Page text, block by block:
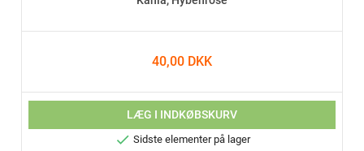
40,00 DKK
LÆG I INDKØBSKURV
 Sidste elementer på lager